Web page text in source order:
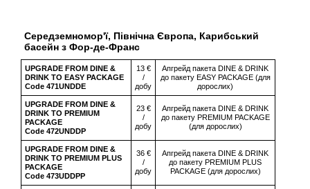
Середземномор'ї, Північна Європа, Карибський
басейн з Фор-де-Франс
UPGRADE FROM DINE &
DRINK TO EASY PACKAGE
Code 471UNDDE
13 €
/
добу
Апгрейд пакета DINE & DRINK
до пакету EASY PACKAGE (для
дорослих)
UPGRADE FROM DINE &
DRINK TO PREMIUM
PACKAGE
Code 472UNDDP
23 €
/
добу
Апгрейд пакета DINE & DRINK
до пакету PREMIUM PACKAGE
(для дорослих)
UPGRADE FROM DINE &
DRINK TO PREMIUM PLUS
PACKAGE
Code 473UDDPP
36 €
/
добу
Апгрейд пакета DINE & DRINK
до пакету PREMIUM PLUS
PACKAGE (для дорослих)